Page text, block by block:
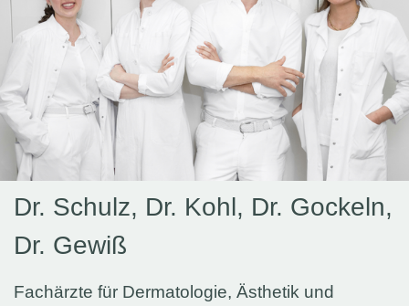
Dr. Schulz, Dr. Kohl, Dr. Gockeln,
Dr. Gewiß
Fachärzte für Dermatologie, Ästhetik und